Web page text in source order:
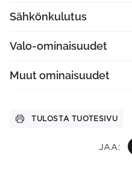
JAA:
Sähkönkulutus
Valo-ominaisuudet
Muut ominaisuudet
TULOSTA TUOTESIVU